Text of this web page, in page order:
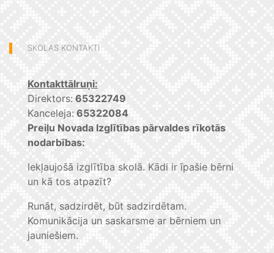
SKOLAS KONTAKTI
Kontakttālruņi:
Direktors: 65322749
Kanceleja: 65322084
Preiļu Novada Izglītības pārvaldes rīkotās
nodarbības:
Iekļaujošā izglītība skolā. Kādi ir īpašie bērni
un kā tos atpazīt?
Runāt, sadzirdēt, būt sadzirdētam.
Komunikācija un saskarsme ar bērniem un
jauniešiem.